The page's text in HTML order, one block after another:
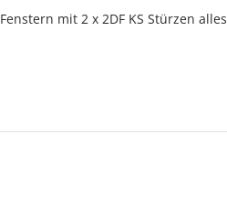
mit 2 x 2DF KS Stürzen alles